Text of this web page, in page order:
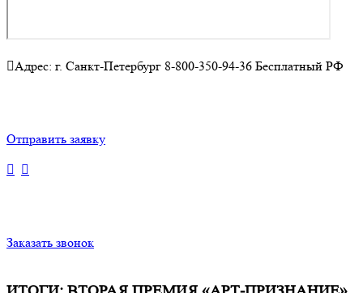
Адрес: г. Санкт-Петербург 8-800-350-94-36 Бесплатный РФ
Отправить заявку
Заказать звонок